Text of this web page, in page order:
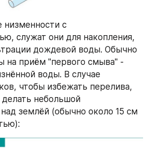
низменности с
служат они для накопления,
дождевой воды. Обычно
на приём "первого смыва" -
воды. В случае
чтобы избежать перелива,
небольшой
землёй (обычно около 15 см